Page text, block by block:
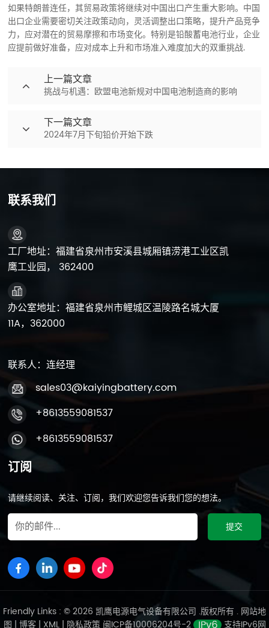
如果特朗普连任，其贸易政策将继续对中国出口产生重大影响。中国
出口企业需要密切关注政策动向，灵活调整出口策略，提升产品竞争
力，应对潜在的贸易摩擦和市场变化。特别是铅酸蓄电池行业，企业
应提前做好准备，应对成本上升和市场准入难度加大的双重挑战.
上一篇文章
挑战与机遇：欧盟电池新规对中国电池制造商的影响
下一篇文章
2024年7月下旬铅价开始下跌
联系我们
工厂地址：福建省泉州市安溪县城厢镇涝港工业区凯
鹰工业园， 362400
办公室地址：福建省泉州市鲤城区温陵路名城大厦
11A，362000
联系人：连经理
sales03@kaiyingbattery.com
+8613559081537
+8613559081537
订阅
请继续阅读、关注、订阅，我们欢迎您告诉我们您的想法。
Friendly Links : © 2026 凯鹰电源电气设备有限公司 .版权所有 . 网站地
图 | 博客 | XML| 隐私政策 闽ICP备10006204号-2 支持IPv6网